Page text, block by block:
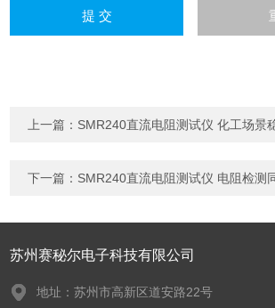
上一篇： SMR240直流电阻测试仪 化工场景
下一篇： SMR240直流电阻测试仪 电阻检测
苏州赛秘尔电子科技有限公司
地址：苏州市高新区道安路22号